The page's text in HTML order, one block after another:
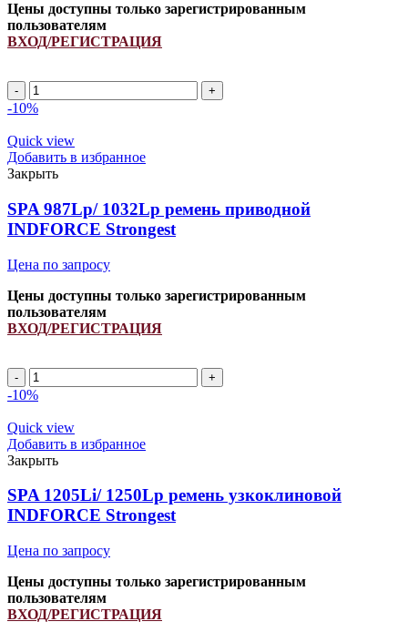
Цены доступны только зарегистрированным
пользователям
ВХОД/РЕГИСТРАЦИЯ
SPA
2955Li/
ремень
узкоклиновой
INDFORCE
Strongest
quantity
-10%
Quick view
Добавить в избранное
Закрыть
SPA 987Lp/ 1032Lp ремень приводной
INDFORCE Strongest
Цена по запросу
Цены доступны только зарегистрированным
пользователям
ВХОД/РЕГИСТРАЦИЯ
SPA
987Lp/
ремень
приводной
INDFORCE
Strongest
quantity
-10%
Quick view
Добавить в избранное
Закрыть
SPA 1205Li/ 1250Lp ремень узкоклиновой
INDFORCE Strongest
Цена по запросу
Цены доступны только зарегистрированным
пользователям
ВХОД/РЕГИСТРАЦИЯ